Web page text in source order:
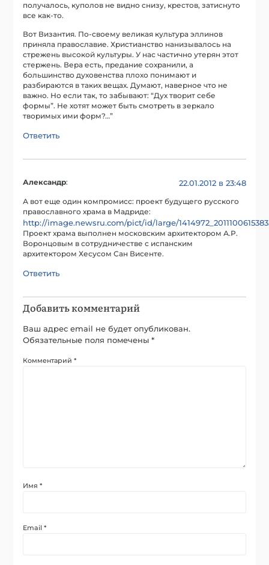
получалось, куполов не видно снизу, крестов, затиснуто
все как-то.
Вот Византия. По-своему великая культура эллинов
приняла православие. Христианство нанизывалось на
стрежень высокой культуры. У нас частично утерян этот
стержень. Вера есть, предание сохранили, а
большинство духовенства плохо понимают и
разбираются в таких вещах. Думают, наверное что не
важно. Но если так, то забывают: “Дух творит себе
формы”. Не хотят может быть смотреть в зеркало
творимых ими форм?…”
Ответить
Александр: 22.01.2012 в 23:48
А вот еще один компромисс: проект будущего русского
православного храма в Мадриде:
http://image.newsru.com/pict/id/large/
Проект храма выполнен московским архитектором А.Р.
Воронцовым в сотрудничестве с испанским
архитектором Хесусом Сан Висенте.
Ответить
Добавить комментарий
Ваш адрес email не будет опубликован.
Обязательные поля помечены*
Комментарий*
Имя*
Email*